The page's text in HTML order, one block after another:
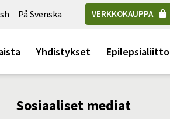
På Svenska VERKKOKAUPPA
Yhdistykset Epilepsialiitto
Sosiaaliset mediat